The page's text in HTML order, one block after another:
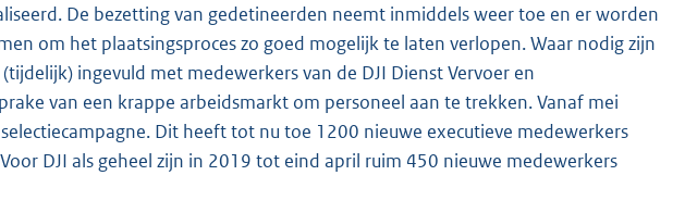
De bezetting van gedetineerden neemt inmiddels weer toe en er worden
om het plaatsingsproces zo goed mogelijk te laten verlopen. Waar nodig zijn
ingevuld met medewerkers van de DJI Dienst Vervoer en
van een krappe arbeidsmarkt om personeel aan te trekken. Vanaf mei
Dit heeft tot nu toe 1200 nieuwe executieve medewerkers
DJI als geheel zijn in 2019 tot eind april ruim 450 nieuwe medewerkers